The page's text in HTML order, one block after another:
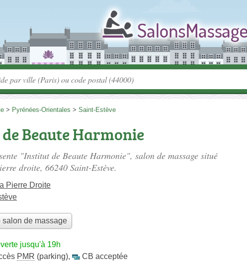
> Pyrénées-Orientales > Saint-Estève
Beaute Harmonie
"Institut de Beaute Harmonie", salon de massage situé
droite, 66240 Saint-Estève.
Pierre Droite
salon de massage
jusqu'à 19h
PMR (parking),
CB acceptée